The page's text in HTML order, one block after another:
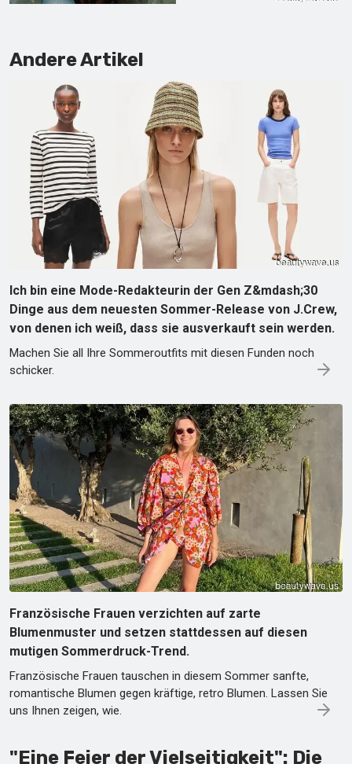
Andere Artikel
Ich bin eine Mode-Redakteurin der Gen Z&mdash;30
Dinge aus dem neuesten Sommer-Release von J.Crew,
von denen ich weiß, dass sie ausverkauft sein werden.
Machen Sie all Ihre Sommeroutfits mit diesen Funden noch
schicker.
Französische Frauen verzichten auf zarte
Blumenmuster und setzen stattdessen auf diesen
mutigen Sommerdruck-Trend.
Französische Frauen tauschen in diesem Sommer sanfte,
romantische Blumen gegen kräftige, retro Blumen. Lassen Sie
uns Ihnen zeigen, wie.
"Eine Feier der Vielseitigkeit": Die